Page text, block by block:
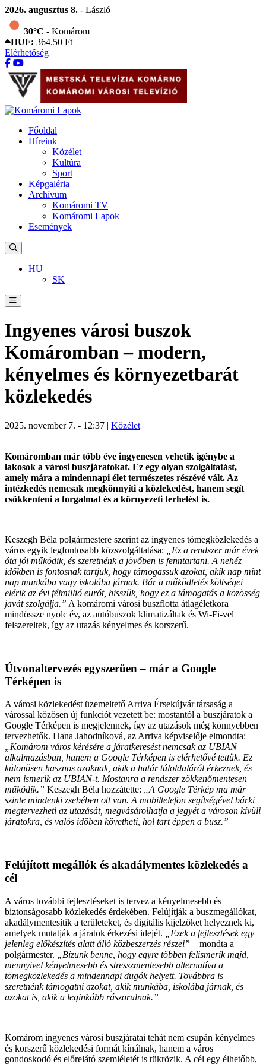
2026. augusztus 8. - László
30°C - Komárom
HUF: 364.50 Ft
Elérhetőség
Főoldal
Híreink
Közélet
Kultúra
Sport
Képgaléria
Archívum
Komáromi TV
Komáromi Lapok
Események
HU
SK
Ingyenes városi buszok
Komáromban – modern,
kényelmes és környezetbarát
közlekedés
2025. november 7. - 12:37 | Közélet
Komáromban már több éve ingyenesen vehetik igénybe a
lakosok a városi buszjáratokat. Ez egy olyan szolgáltatást,
amely mára a mindennapi élet természetes részévé vált. Az
intézkedés nemcsak megkönnyíti a közlekedést, hanem segít
csökkenteni a forgalmat és a környezeti terhelést is.
Keszegh Béla polgármestere szerint az ingyenes tömegközlekedés a
város egyik legfontosabb közszolgáltatása:
„Ez a rendszer már évek
óta jól működik, és szeretnénk a jövőben is fenntartani. A nehéz
időkben is fontosnak tartjuk, hogy támogassuk azokat, akik nap mint
nap munkába vagy iskolába járnak. Bár a működtetés költségei
elérik az évi félmillió eurót, hisszük, hogy ez a támogatás a közösség
javát szolgálja.” A komáromi városi buszflotta átlagéletkora
mindössze nyolc év, az autóbuszok klimatizáltak és Wi-Fi-vel
felszereltek, így az utazás kényelmes és korszerű.
Útvonaltervezés egyszerűen – már a Google
Térképen is
A városi közlekedést üzemeltető Arriva Érsekújvár társaság a
várossal közösen új funkciót vezetett be: mostantól a buszjáratok a
Google Térképen is megjelennek, így az utazások még könnyebben
tervezhetők. Hana Jahodníková, az Arriva képviselője elmondta:
„Komárom város kérésére a járatkeresést nemcsak az UBIAN
alkalmazásban, hanem a Google Térképen is elérhetővé tettük. Ez
különösen hasznos azoknak, akik a határ túloldaláról érkeznek, és
nem ismerik az UBIAN-t. Mostanra a rendszer zökkenőmentesen
működik.” Keszegh Béla hozzátette:
„A Google Térkép ma már
szinte mindenki zsebében ott van. A mobiltelefon segítségével bárki
megtervezheti az utazását, megvásárolhatja a jegyét a városon kívüli
járatokra, és valós időben követheti, hol tart éppen a busz.”
Felújított megállók és akadálymentes közlekedés a
cél
A város további fejlesztéseket is tervez a kényelmesebb és
biztonságosabb közlekedés érdekében. Felújítják a buszmegállókat,
akadálymentesítik a területeket, és digitális kijelzőket helyeznek ki,
amelyek mutatják a járatok érkezési idejét. „Ezek a fejlesztések egy
jelenleg előkészítés alatt álló közbeszerzés részei” – mondta a
polgármester.
„Bízunk benne, hogy egyre többen felismerik majd,
mennyivel kényelmesebb és stresszmentesebb alternatíva a
tömegközlekedés a mindennapi dugók helyett. Továbbra is
szeretnénk támogatni azokat, akik munkába, iskolába járnak, és
azokat is, akik a leginkább rászorulnak.”
Komárom ingyenes városi buszjáratai tehát nem csupán kényelmes
és korszerű közlekedési formát kínálnak, hanem a város
gondoskodó és előrelátó szemléletét is tükrözik. A cél egy élhetőbb,